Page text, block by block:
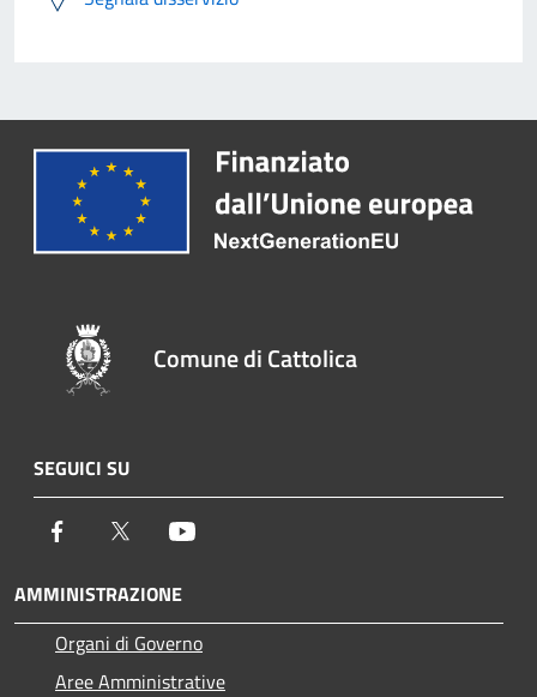
Comune di Cattolica
SEGUICI SU
Facebook Twitter
AMMINISTRAZIONE
Organi di Governo
Aree Amministrative